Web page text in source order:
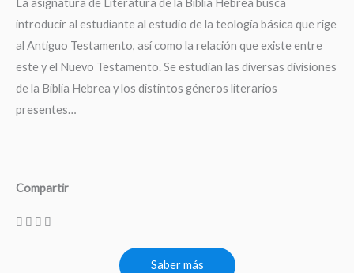
introducir al estudiante al estudio de la teología básica que rige
al Antiguo Testamento, así como la relación que existe entre
este y el Nuevo Testamento. Se estudian las diversas divisiones
de la Biblia Hebrea y los distintos géneros literarios
presentes…
Compartir
Saber más